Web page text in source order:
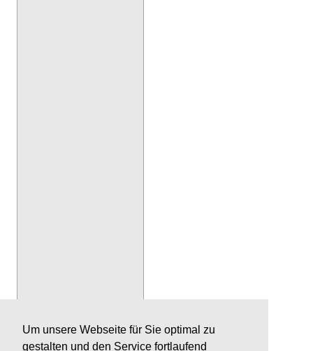
Um unsere Webseite für Sie optimal zu
gestalten und den Service fortlaufend